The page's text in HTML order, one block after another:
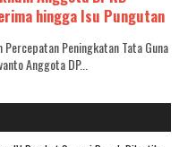
hingga Isu Pungutan
Peningkatan Tata Guna
Anggota DP...